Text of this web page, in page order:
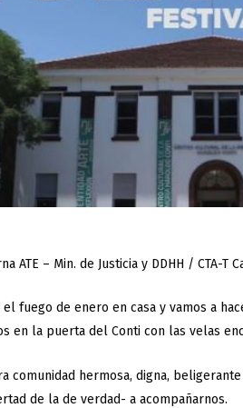
ATE – Min. de Justicia y DDHH / CTA-T
fuego de enero en casa y vamos a
en la puerta del Conti con las velas
comunidad hermosa, digna,
de la de verdad- a acompañarnos.